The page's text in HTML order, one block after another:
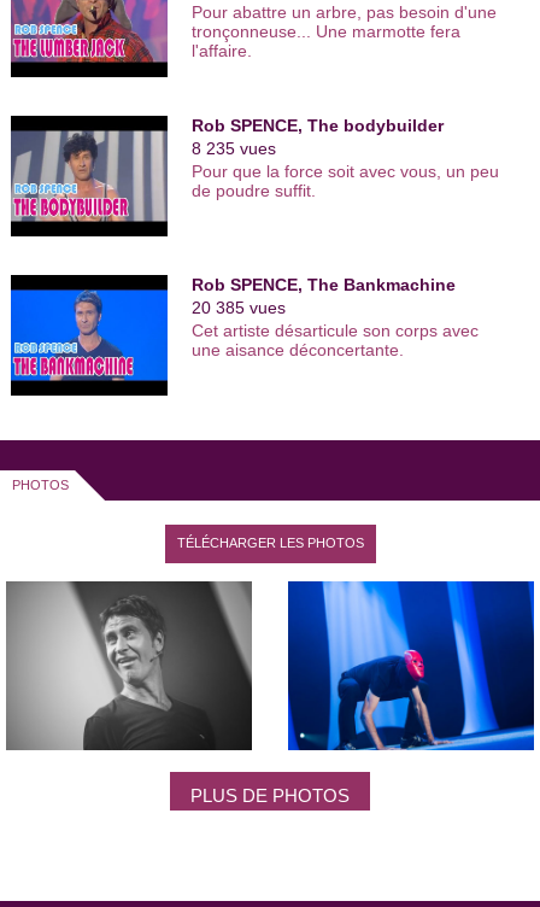
Twitter : https://twitter.com/youhumour
Google + :
https://plus.google.com/+YouHumour/posts
avec nous ! Retrouve les vidéos drôles
de one man show, stand up, humoristes
femmes, comiques français, duos
comiques… De l'humour noir à l'humour
sur le couple, des humoristes d'Ondar à
vidéos http://www.youhumour.com
Pour abattre un arbre, pas besoin d'une
tronçonneuse... Une marmotte fera
l'affaire.
Rob SPENCE, The bodybuilder
8 235 vues
Pour que la force soit avec vous, un peu
de poudre suffit.
Rob SPENCE, The Bankmachine
20 385 vues
Cet artiste désarticule son corps avec
une aisance déconcertante.
PHOTOS
TÉLÉCHARGER LES PHOTOS
PLUS DE PHOTOS